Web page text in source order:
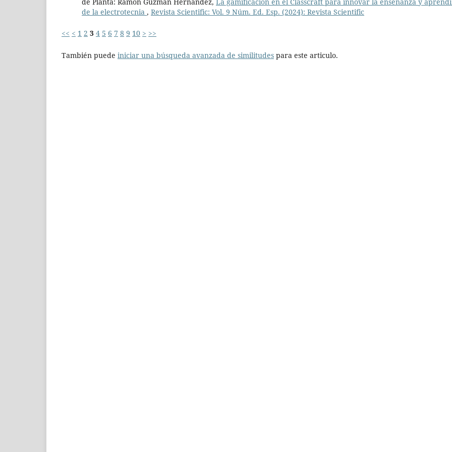
de la electrotecnia , Revista Scientific: Vol. 9 Núm. Ed. Esp. (2024): Revista Scientific
<< < 1 2 3 4 5 6 7 8 9 10 > >>
También puede iniciar una búsqueda avanzada de similitudes para este articulo.